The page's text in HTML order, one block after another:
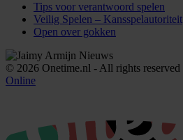
Tips voor verantwoord spelen
Veilig Spelen – Kansspelautoriteit
Open over gokken
© 2026 Onetime.nl - All rights reserved |
Online